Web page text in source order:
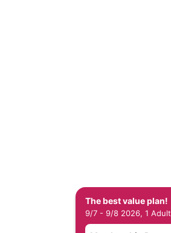
The best value plan!
9/7 - 9/8 2026, 1 Adult